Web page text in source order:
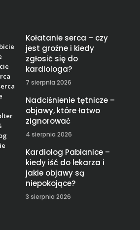
Kołatanie serca – czy
jest groźne i kiedy
zgłosić się do
kardiologa?
7 sierpnia 2026
Nadciśnienie tętnicze –
objawy, które łatwo
zignorować
4 sierpnia 2026
Kardiolog Pabianice –
kiedy iść do lekarza i
jakie objawy są
niepokojące?
3 sierpnia 2026